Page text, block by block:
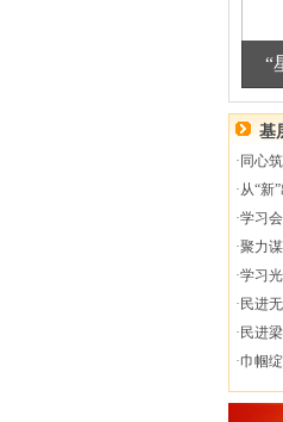
“
基
· 同心
·从“新
·学习
·聚力
·学习
· 民进
· 民进
·巾帼